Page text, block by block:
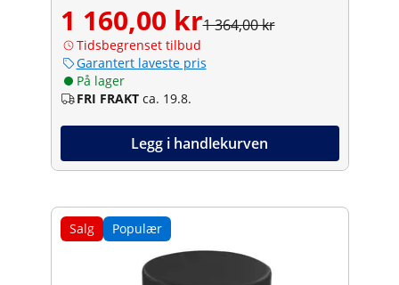
1 160,00 kr1 364,00 kr
Tidsbegrenset tilbud
Garantert laveste pris
På lager
FRI FRAKT ca. 19.8.
Legg i handlekurven
Salg Populær